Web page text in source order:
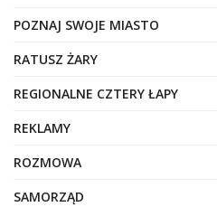
POZNAJ SWOJE MIASTO
RATUSZ ŻARY
REGIONALNE CZTERY ŁAPY
REKLAMY
ROZMOWA
SAMORZĄD